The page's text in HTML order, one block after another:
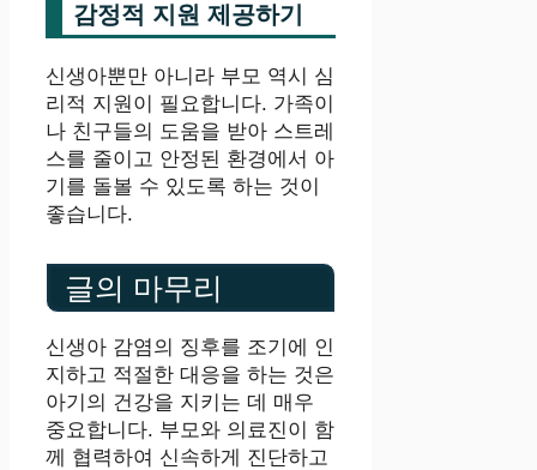
감정적 지원 제공하기
신생아뿐만 아니라 부모 역시 심
리적 지원이 필요합니다. 가족이
나 친구들의 도움을 받아 스트레
스를 줄이고 안정된 환경에서 아
기를 돌볼 수 있도록 하는 것이
좋습니다.
글의 마무리
신생아 감염의 징후를 조기에 인
지하고 적절한 대응을 하는 것은
아기의 건강을 지키는 데 매우
중요합니다. 부모와 의료진이 함
께 협력하여 신속하게 진단하고